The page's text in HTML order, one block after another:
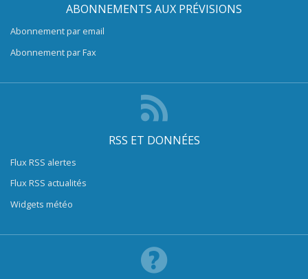
ABONNEMENTS AUX PRÉVISIONS
Abonnement par email
Abonnement par Fax
RSS ET DONNÉES
Flux RSS alertes
Flux RSS actualités
Widgets météo